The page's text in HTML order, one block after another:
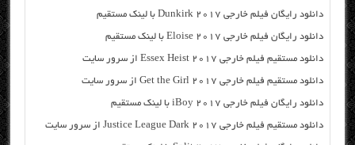
دانلود رایگان فیلم خارجی Dunkirk 2017 با لینک مستقیم
دانلود رایگان فیلم خارجی Eloise 2017 با لینک مستقیم
دانلود مستقیم فیلم خارجی Essex Heist 2017 از سرور سایت
دانلود مستقیم فیلم خارجی Get the Girl 2017 از سرور سایت
دانلود رایگان فیلم خارجی iBoy 2017 با لینک مستقیم
دانلود مستقیم فیلم خارجی Justice League Dark 2017 از سرور سایت